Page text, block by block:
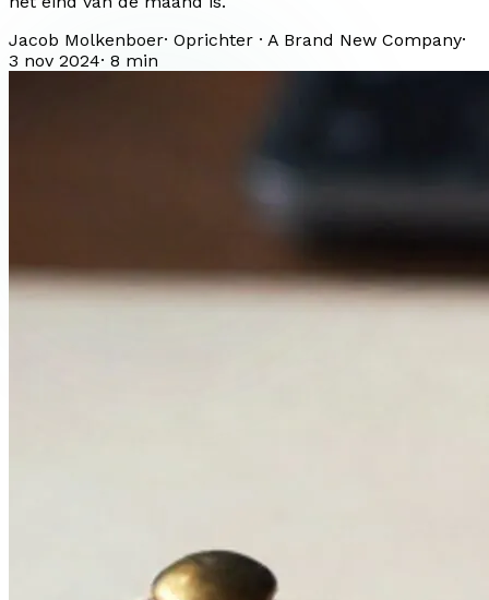
Jacob Molkenboer· Oprichter · A Brand New Company·
3 nov 2024· 8 min